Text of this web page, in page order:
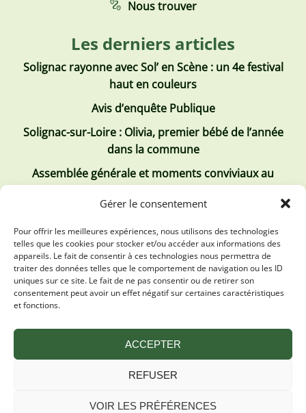
Gérer le consentement
Pour offrir les meilleures expériences, nous utilisons des technologies
telles que les cookies pour stocker et/ou accéder aux informations des
appareils. Le fait de consentir à ces technologies nous permettra de
traiter des données telles que le comportement de navigation ou les ID
uniques sur ce site. Le fait de ne pas consentir ou de retirer son
consentement peut avoir un effet négatif sur certaines caractéristiques
et fonctions.
ACCEPTER
REFUSER
VOIR LES PRÉFÉRENCES
Nous trouver
Les derniers articles
Solignac rayonne avec Sol’ en Scène : un 4e festival
haut en couleurs
Avis d’enquête Publique
Solignac-sur-Loire : Olivia, premier bébé de l’année
dans la commune
Assemblée générale et moments conviviaux au
Club Tous ensemble
Les derniers comptes rendus
Conseil municipal 2 juillet 2026
Conseil Municipal du 30 avril 2026